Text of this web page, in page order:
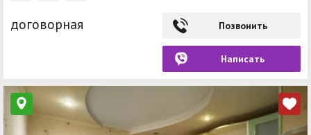
договорная Позвонить
Написать